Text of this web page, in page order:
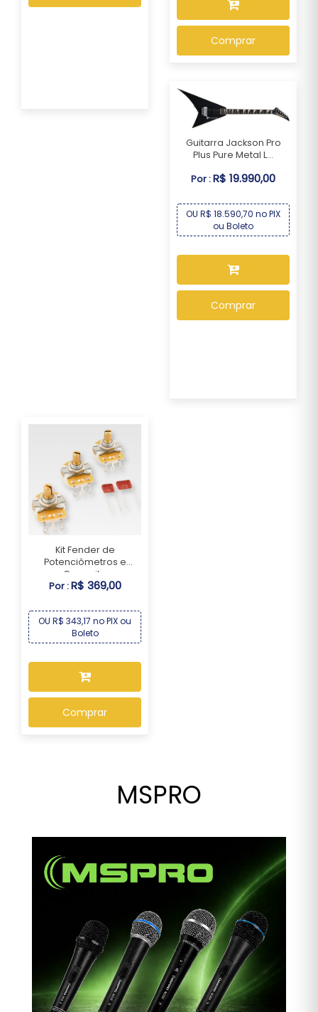
Comprar
Guitarra Jackson Pro
Plus Pure Metal L...
Por :R$ 19.990,00
OU R$ 18.590,70 no PIX
ou Boleto
Comprar
Kit Fender de
Potenciômetros e
Capacit...
Por :R$ 369,00
OU R$ 343,17 no PIX ou
Boleto
Comprar
MSPRO